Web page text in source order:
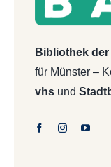
Bibliothek
für Münster –
vhsund